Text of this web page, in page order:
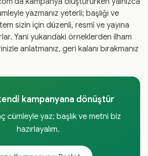
yazmanız yeterli; başlığı ve
sizin için düzenli, resmî ve yayına
Yani yukarıdaki örneklerden ilham
anlatmanız, geri kalanı bırakmanız
kampanyana dönüştür
cümleyle yaz; başlık ve metni biz
hazırlayalım.